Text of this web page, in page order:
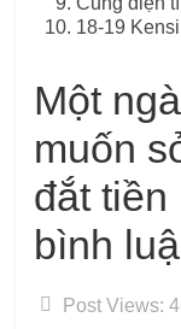
18-19
Một
muốn
đắt
bình
Post Views: